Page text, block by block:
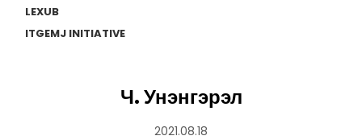
LEXUB
ITGEMJ INITIATIVE
Ч. Унэнгэрэл
2021.08.18